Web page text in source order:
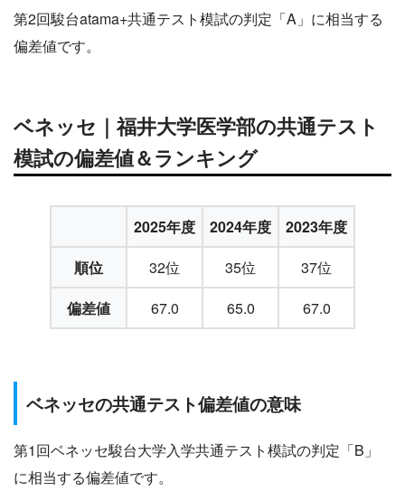
第2回駿台atama+共通テスト模試の判定「A」に相当する
偏差値です。
ベネッセ｜福井大学医学部の共通テスト
模試の偏差値＆ランキング
2025年度 2024年度
2023年度
順位
32位 35位
37位
偏差値
67.0 65.0 67.0
ベネッセの共通テスト偏差値の意味
第1回ベネッセ駿台大学入学共通テスト模試の判定「B」
に相当する偏差値です。